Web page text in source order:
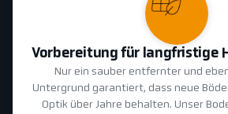
Vorbereitung für langfristige
Nur ein sauber entfernter und
Untergrund garantiert, dass neue
Optik über Jahre behalten. Unser